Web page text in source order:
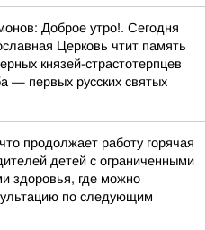
Доброе утро!. Сегодня
Церковь чтит память
князей-страстотерпцев
— первых русских святых
продолжает работу горячая
детей с ограниченными
здоровья, где можно
по следующим